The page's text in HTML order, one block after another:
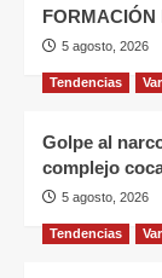
FORMACIÓN
5 agosto, 2026
Tendencias
Golpe al
complejo
5 agosto, 2026
Tendencias